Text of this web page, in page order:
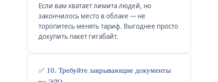
Если вам хватает лимита людей, но
закончилось место в облаке — не
торопитесь менять тариф. Выгоднее просто
докупить пакет гигабайт.
✅ 10. Требуйте закрывающие документы